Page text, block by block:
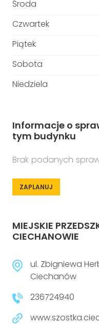
Środa
Czwartek
Piątek
Sobota
Niedziela
Informacje o
tym budynku
Brak podanych
ZAPLANUJ
MIEJSKIE
CIECHANOWIE
ul. Zbigniewa
Ciechanów
236724940